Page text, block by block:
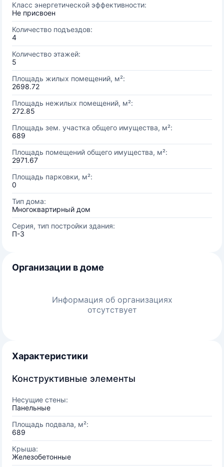
Класс энергетической эффективности:
Не присвоен
Количество подъездов:
4
Количество этажей:
5
Площадь жилых помещений, м²:
2698.72
Площадь нежилых помещений, м²:
272.85
Площадь зем. участка общего имущества, м²:
689
Площадь помещений общего имущества, м²:
2971.67
Площадь парковки, м²:
0
Тип дома:
Многоквартирный дом
Серия, тип постройки здания:
П-3
Организации в доме
Информация об организациях
отсутствует
Характеристики
Конструктивные элементы
Несущие стены:
Панельные
Площадь подвала, м²:
689
Крыша:
Железобетонные